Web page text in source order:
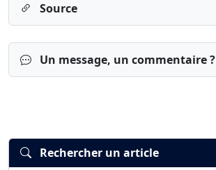
Source
Un message, un commentaire ?
Rechercher un article